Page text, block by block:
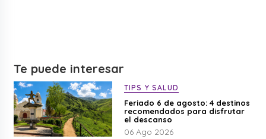
Te puede interesar
TIPS Y SALUD
Feriado 6 de agosto: 4 destinos
recomendados para disfrutar
el descanso
06 Ago 2026